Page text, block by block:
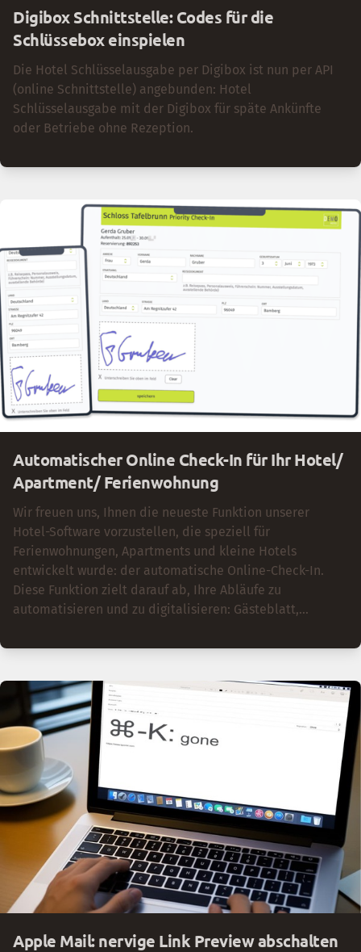
Digibox Schnittstelle: Codes für die
Schlüssebox einspielen
Die Hotel Schlüsselausgabe per Digibox ist nun per API
(online Schnittstelle) angebunden: Hotel
Schlüsselausgabe mit der Digibox für späte Ankünfte
oder Betriebe ohne Rezeption.
Automatischer Online Check-In für Ihr Hotel/
Apartment/ Ferienwohnung
Wir freuen uns, Ihnen die neueste Funktion unserer
Hotel-Software vorzustellen, die speziell für
Ferienwohnungen, Apartments und kleine Hotels
entwickelt wurde: der automatische Online-Check-In.
Diese Funktion zielt darauf ab, Ihre Abläufe zu
automatisieren und zu digitalisieren: Gästeblatt,
abgewickelt werden. Ihre Gäste können eine
sofort bezogen werden, ohne dass die Gäste warten
müssen.
Apple Mail: nervige Link Preview abschalten